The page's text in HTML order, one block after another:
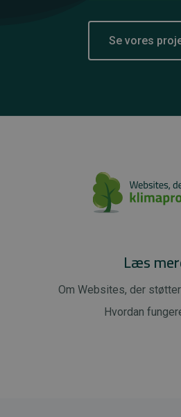
Se vores
Læs
Om Websites, der
Hvordan